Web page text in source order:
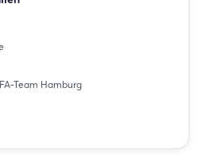
Team Hamburg